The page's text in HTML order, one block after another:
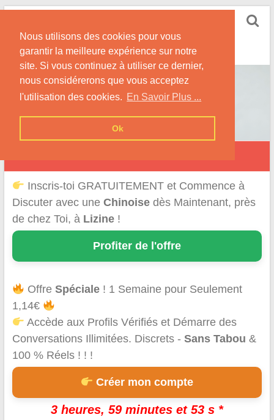
Nous utilisons des cookies pour vous
garantir la meilleure expérience sur notre
site. Si vous continuez à utiliser ce dernier,
nous considérerons que vous acceptez
l'utilisation des cookies. En Savoir Plus ...
Ok
Skip
content
Nos Conseils pour Rencontrer Une Femme
Originaire de Chine !
Inscris-toi GRATUITEMENT et Commence à
Discuter avec une Chinoisedès Maintenant, près
de chez Toi, à Lizine!
Profiter de l'offre
OffreSpéciale ! 1 Semaine pour Seulement
1,14€
Accède aux Profils Vérifiés et Démarre des
Conversations Illimitées. Discrets - Sans Tabou &
100 % Réels ! ! !
Créer mon compte
3 heures, 59 minutes et 53 s *